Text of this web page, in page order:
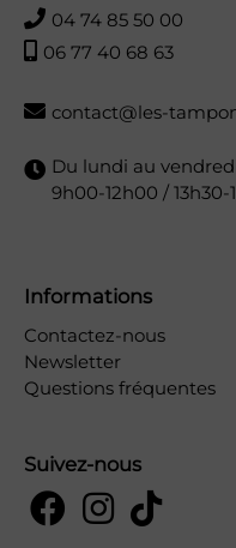
04 74 85 50 00
06 77 40 68 63
contact@les-
Du lundi au
9h00-12h00 / 13h30-
Informations
Contactez-nous
Newsletter
Questions fréquentes
Suivez-nous